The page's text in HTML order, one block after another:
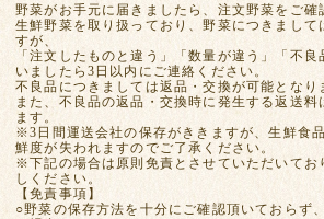
野菜がお手元に届きましたら、注文野菜をご確
生鮮野菜を取り扱っており、野菜につきまして
すが、
「注文したものと違う」「数量が違う」「不
いましたら3日以内にご連絡ください。
不良品につきましては返品・交換が可能となり
また、不良品の返品・交換時に発生する返送料
ます。
※3日間運送会社の保存がききますが、生鮮食
鮮度が失われますのでご了承ください。
※下記の場合は原則免責とさせていただいてお
しください。
【免責事項】
○野菜の保存方法を十分にご確認頂いておらず